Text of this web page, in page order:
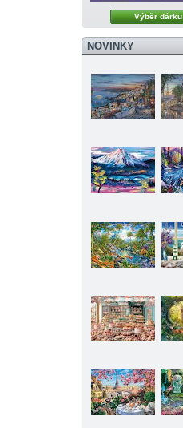
Výběr dárku
NOVINKY